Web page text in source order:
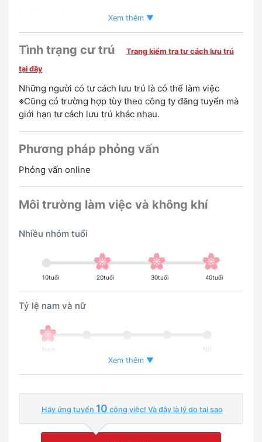
Chào mừng bạn
Tagalog Tuyển người nói tiếng Anh
Xem thêm ▼
Tình trạng cư trú
Trang kiểm tra tư cách lưu trú
tại đây
Những người có tư cách lưu trú là có thể làm việc
※Cũng có trường hợp tùy theo công ty đăng tuyển mà
giới hạn tư cách lưu trú khác nhau.
Phương pháp phỏng vấn
Phỏng vấn online
Môi trường làm việc và không khí
Nhiều nhóm tuổi
10tuổi 20tuổi 30tuổi 40tuổi
Tỷ lệ nam và nữ
Nam Nữ
Tỉ lệ người nước ngoài đang làm việc
Xem thêm ▼
Hãy ứng tuyển10công việc! Và đây là lý do tại sao